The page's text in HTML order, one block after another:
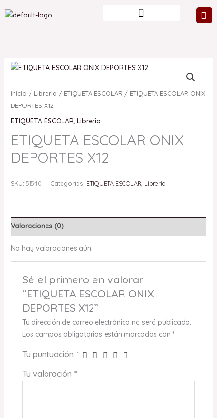
al
Inicio / Libreria / ETIQUETA ESCOLAR / ETIQUETA ESCOLAR ONIX
DEPORTES X12
ETIQUETA ESCOLAR, Libreria
ETIQUETA ESCOLAR ONIX
DEPORTES X12
SKU: 51540 Categorías: ETIQUETA ESCOLAR Libreria
Valoraciones (0)
No hay valoraciones aún.
Sé el primero en valorar
“ETIQUETA ESCOLAR ONIX
DEPORTES X12”
Tu dirección de correo electrónico no será publicada.
Los campos obligatorios están marcados con *
Tu puntuación *
Tu valoración *